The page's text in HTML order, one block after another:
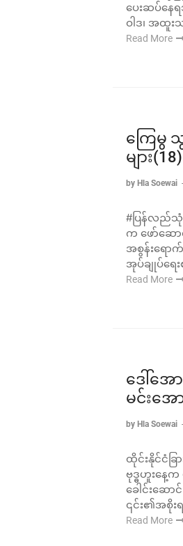
ပေးဆပ်နေ
ဝါဒ၊ အထူ
Read More
ကြေမွ
များ(18)
by Hla Soewai -
#ပြန်လည်သုံ
က ဖော်ဆော
အစွန်းရော
အုပ်ချုပ်ရေ
Read More
ဒေါ်အေ
မင်းအ
by Hla Soewai -
ထိုင်းနိုင်ငံခ
ဗုဒ္ဓဟူးနေ့
ခေါင်းဆော
၎င်း၏အစိုး
Read More